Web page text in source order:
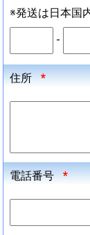
※発送は日本国
-
住所 *
電話番号 *